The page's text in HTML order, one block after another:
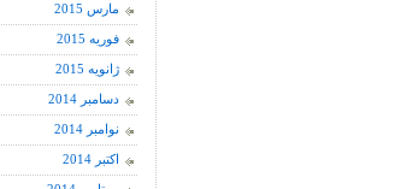
مارس 2015
فوریه 2015
ژانویه 2015
دسامبر 2014
نوامبر 2014
اکتبر 2014